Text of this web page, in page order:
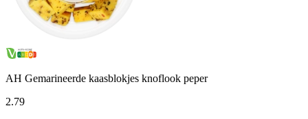
AH Gemarineerde kaasblokjes knoflook peper
2.79